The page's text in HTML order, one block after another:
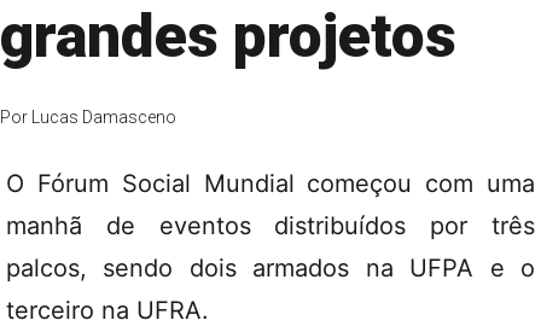
grandes projetos
Por Lucas Damasceno
O Fórum Social Mundial começou com uma
manhã de eventos distribuídos por três
palcos, sendo dois armados na UFPA e o
terceiro na UFRA.